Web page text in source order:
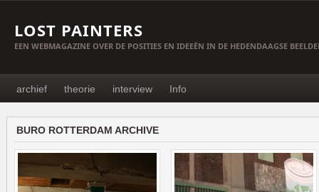
LOST PAINTERS
EEN WEBMAGAZINE OVER DE POSITIES EN IDEEËN IN DE HEDENDAAGSE
archief theorie interview Info
BURO ROTTERDAM ARCHIVE